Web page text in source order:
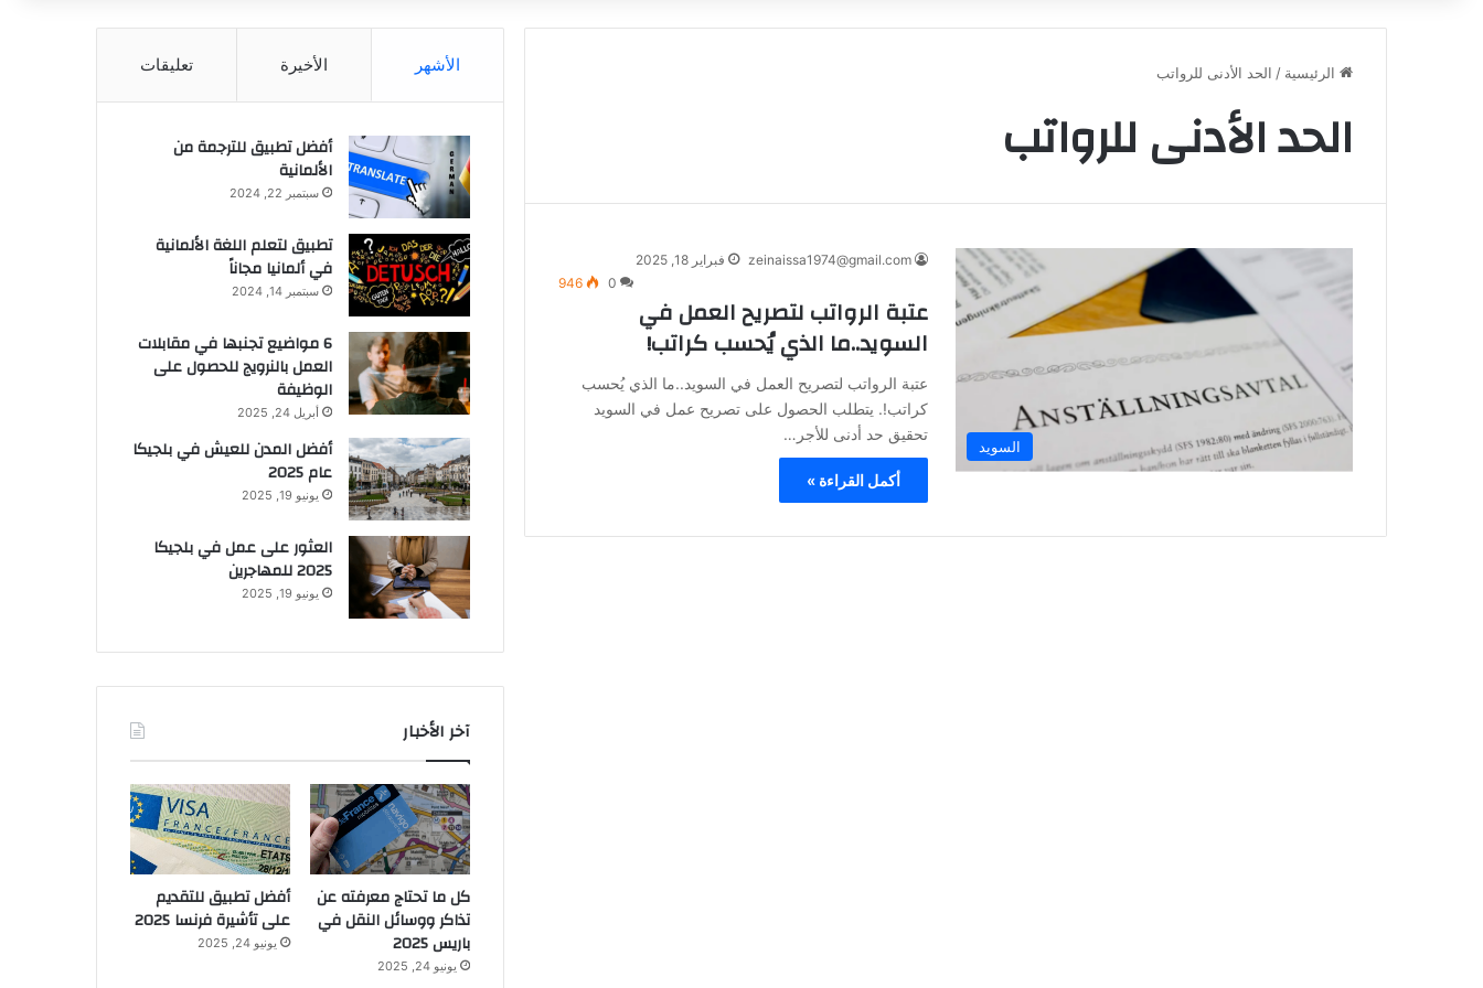
الرئيسية / الحد الأدنى للرواتب
الحد الأدنى للرواتب
السويد
zeinaissa1974@gmail.com
فبراير 18, 2025
0
946
عتبة الرواتب لتصريح العمل في
السويد..ما الذي يُحسب كراتب!
عتبة الرواتب لتصريح العمل في السويد..ما الذي يُحسب
كراتب!. يتطلب الحصول على تصريح عمل في السويد
تحقيق حد أدنى للأجر…
أكمل القراءة »
الأشهر الأخيرة تعليقات
أفضل تطبيق للترجمة من
الألمانية
سبتمبر 22, 2024
تطبيق لتعلم اللغة الألمانية
في ألمانيا مجاناً
سبتمبر 14, 2024
6 مواضيع تجنبها في مقابلات
العمل بالنرويج للحصول على
الوظيفة
أبريل 24, 2025
أفضل المدن للعيش في بلجيكا
عام 2025
يونيو 19, 2025
العثور على عمل في بلجيكا
2025 للمهاجرين
يونيو 19, 2025
آخر الأخبار
كل ما تحتاج معرفته عن
تذاكر ووسائل النقل في
باريس 2025
يونيو 24, 2025
أفضل تطبيق للتقديم
على تأشيرة فرنسا 2025
يونيو 24, 2025